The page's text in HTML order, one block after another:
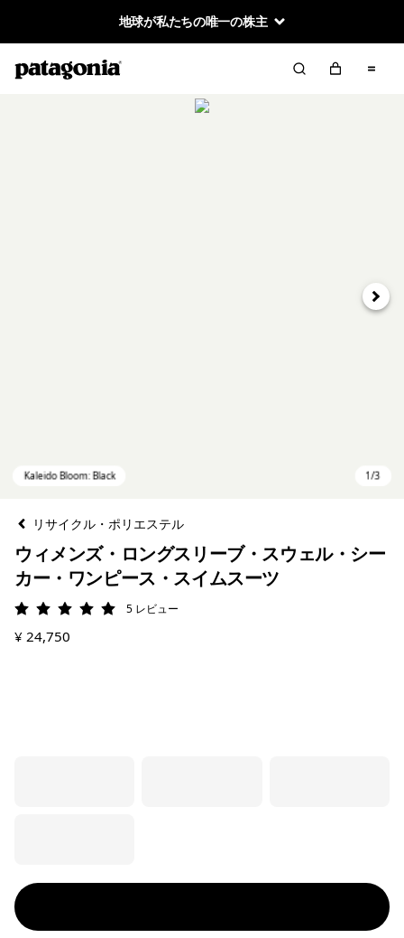
地球が私たちの唯一の株主
次へ
リサイクル・ポリエステル
ウィメンズ・ロングスリーブ・スウェル・シー
カー・ワンピース・スイムスーツ
評価: 5 / 5 5 レビュー
¥ 24,750